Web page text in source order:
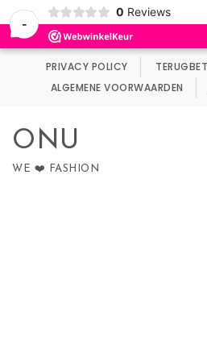
-
0 Reviews
Wij maken gebruik van
PRIVACY POLICY
ALGEMENE VOORWAARDEN
ONU
WE ❤️ FASHION